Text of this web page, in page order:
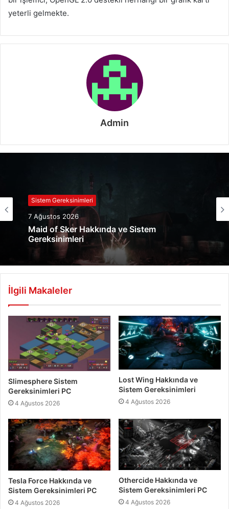
yeterli gelmekte.
Admin
Sistem Gereksinimleri
7 Ağustos 2026
Maid of Sker Hakkında ve Sistem
Gereksinimleri
İlgili Makaleler
Slimesphere Sistem
Gereksinimleri PC
4 Ağustos 2026
Lost Wing Hakkında ve
Sistem Gereksinimleri
4 Ağustos 2026
Tesla Force Hakkında ve
Sistem Gereksinimleri PC
4 Ağustos 2026
Othercide Hakkında ve
Sistem Gereksinimleri PC
4 Ağustos 2026